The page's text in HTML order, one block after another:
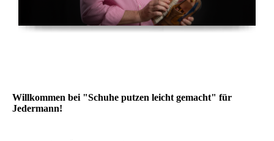
Willkommen bei "Schuhe putzen leicht gemacht" für
Jedermann!